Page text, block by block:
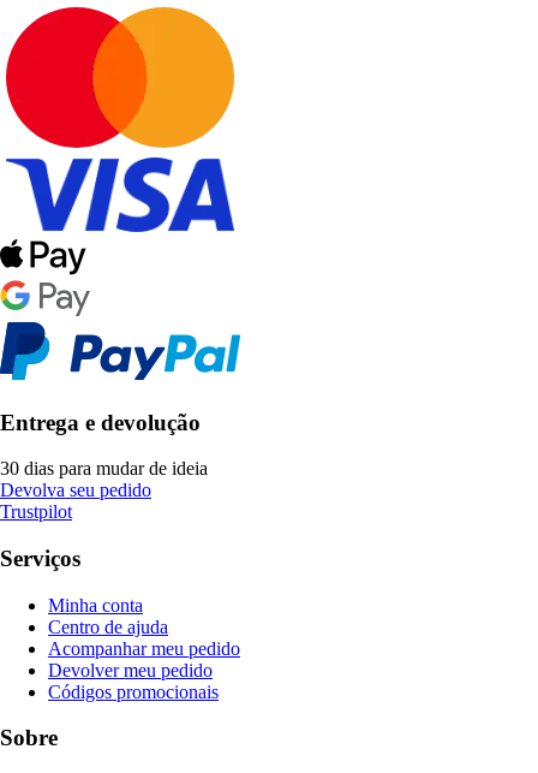
Entrega e devolução
30 dias para mudar de ideia
Devolva seu pedido
Trustpilot
Serviços
Minha conta
Centro de ajuda
Acompanhar meu pedido
Devolver meu pedido
Códigos promocionais
Sobre